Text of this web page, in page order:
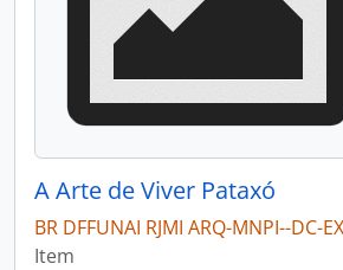
A Arte de Viver Pataxó
BR DFFUNAI RJMI ARQ-MNPI--DC-
Item